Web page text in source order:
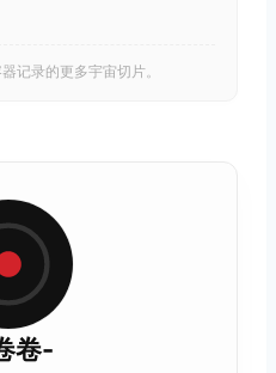
记录的更多宇宙切片。
卷-